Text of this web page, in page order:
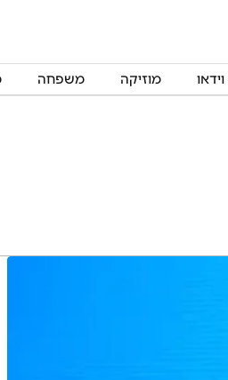
וידאו מוזיקה משפחה